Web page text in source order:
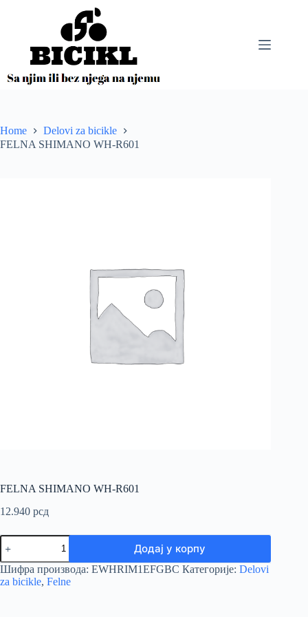
Home
Delovi za bicikle
FELNA SHIMANO WH-R601
FELNA SHIMANO WH-R601
12.940 рсд
FELNA
SHIMANO
WH-
R601
количина
Додај у корпу
Шифра производа: EWHRIM1EFGBC Категорије: Delovi
za bicikle, Felne